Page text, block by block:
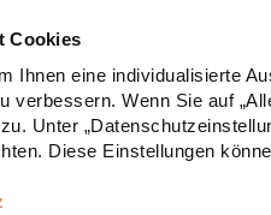
Cookies
Ihnen eine individualisierte
verbessern. Wenn Sie auf
Unter
Diese Einstellungen